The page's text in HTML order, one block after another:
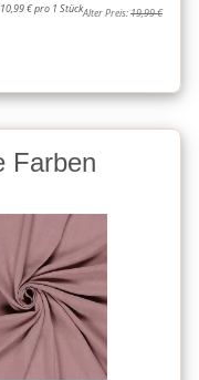
10,99 € pro 1 StückAlter Preis:19,99 €
Farben